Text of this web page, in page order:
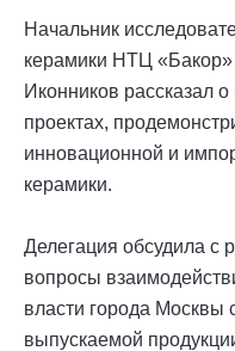
Начальник
керамики НТЦ «Бакор»
Иконников рассказал
проектах,
инновационной и
керамики.
Делегация обсудила с
вопросы
власти города Москвы
выпускаемой